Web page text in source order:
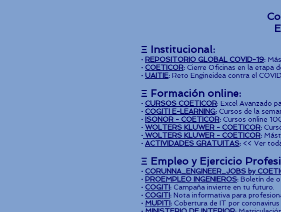
Ξ Institucional:
· REPOSITORIO GLOBAL COVID-19:
· COETICOR: Cierre Oficinas en la etapa
· UAITIE: Reto Engineidea contra el
Ξ Formación online:
· CURSOS COETICOR: Excel Avanzado
· COGITI E-LEARNING: Cursos de la
· ISONOR - COETICOR: Cursos online
· WOLTERS KLUWER - COETICOR:
· WOLTERS KLUWER - COETICOR:
· ACTIVIDADES GRATUITAS: << Ver
Ξ Empleo y Ejercicio
· CORUNNA_ENGINEER_JOBS by
· PROEMPLEO INGENIEROS: Boletín de
· COGITI: Campaña invierte en tu futuro.
· COGITI: Nota informativa para
· MUPITI: Cobertura de IT por